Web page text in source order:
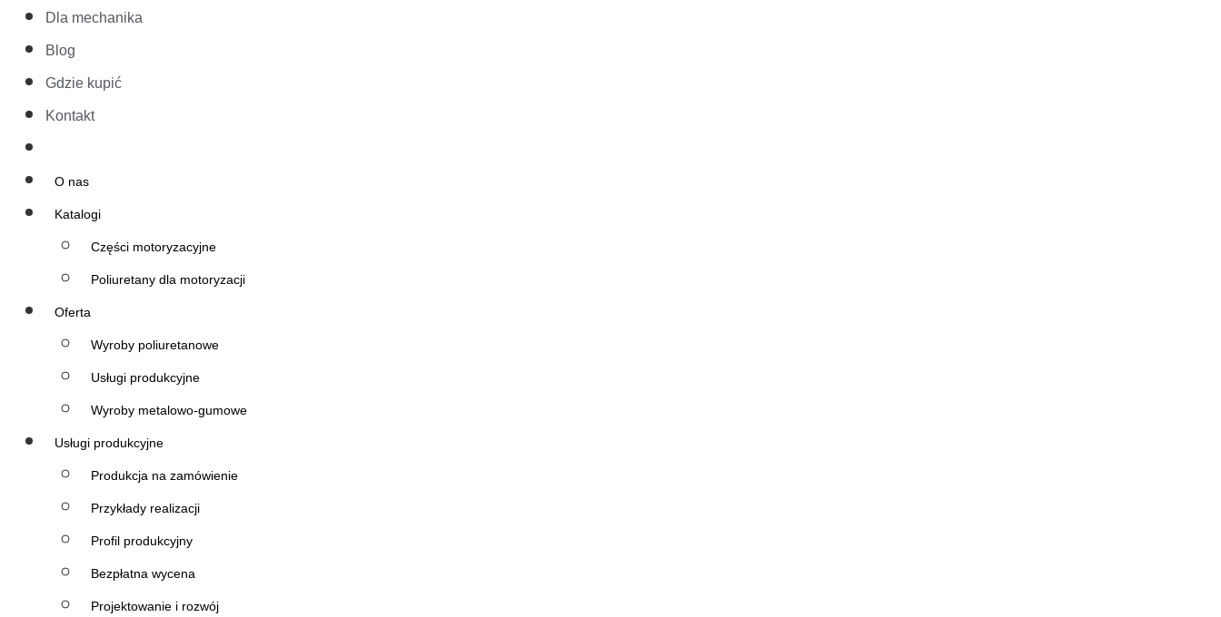
Dla mechanika
Blog
Gdzie kupić
Kontakt
O nas
Katalogi
Części motoryzacyjne
Poliuretany dla motoryzacji
Oferta
Wyroby poliuretanowe
Usługi produkcyjne
Wyroby metalowo-gumowe
Usługi produkcyjne
Produkcja na zamówienie
Przykłady realizacji
Profil produkcyjny
Bezpłatna wycena
Projektowanie i rozwój